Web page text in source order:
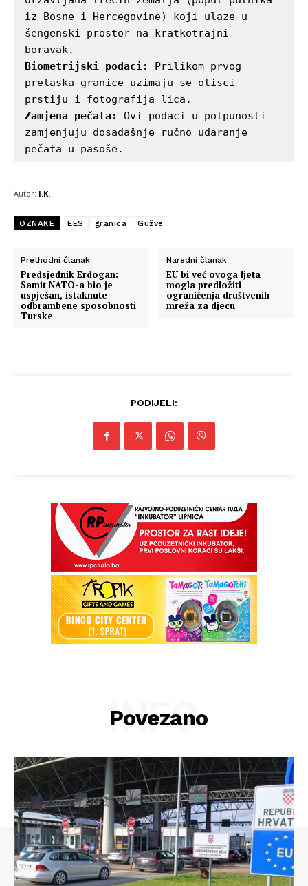
Info
Impressum
iz Bosne i Hercegovine) koji ulaze u
šengenski prostor na kratkotrajni
Biometrijski podaci:
Prilikom prvog
prelaska granice uzimaju se otisci
Zamjena pečata:
Ovi podaci u potpunosti
zamjenjuju dosadašnje ručno udaranje
pečata u pasoše.
Autor: I.K.
OZNAKE EES granica Gužve
Prethodni članak
Predsjednik Erdogan:
Samit NATO-a bio je
uspješan, istaknute
odbrambene sposobnosti
Turske
Naredni članak
EU bi već ovoga ljeta
mogla predložiti
ograničenja društvenih
mreža za djecu
PODIJELI:
Povezano
INFO